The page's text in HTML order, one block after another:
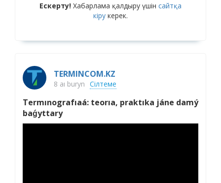
Ескерту! Хабарлама қалдыру үшін сайтқа
кіру керек.
TERMINCOM.KZ
8 aı buryn Сілтеме
Termınografıaá: teorıa, praktıka jáne damý
baǵyttary